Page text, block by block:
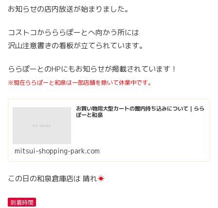
お知らせの店内放送が始まりました。
コストコからららぽーとへ向かう所には
沢山注意書きの看板が立てられています。
ららぽーとのHPにもお知らせが掲載されています！
※現在ららぽーと和泉は一部店舗を除いて休業中です。
お買い物用大型カートの館内持ち込みについて｜らら
ぽーと和泉
mitsui-shopping-park.com
この日の和泉倉庫店は 晴れ☀
到着時間